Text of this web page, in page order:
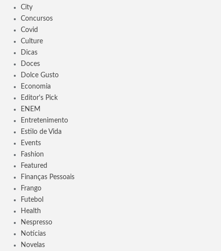
City
Concursos
Covid
Culture
Dicas
Doces
Dolce Gusto
Economia
Editor's Pick
ENEM
Entretenimento
Estilo de Vida
Events
Fashion
Featured
Finanças Pessoais
Frango
Futebol
Health
Nespresso
Notícias
Novelas